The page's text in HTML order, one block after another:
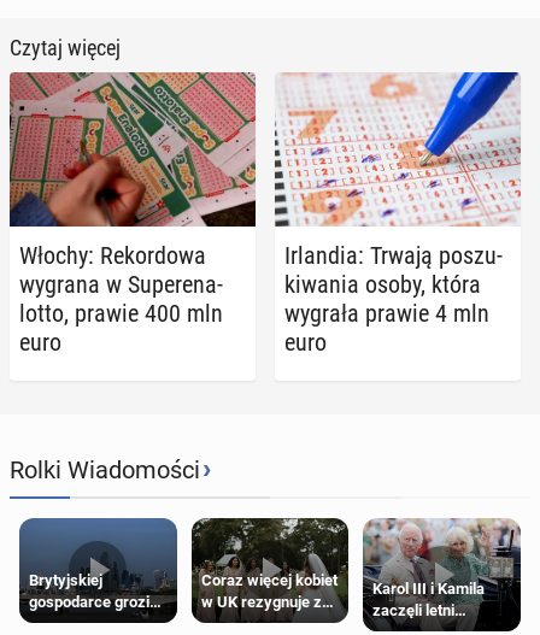
Czytaj więcej
Włochy: Re­kor­do­wa
wygrana w Su­per­ena­
lot­to, prawie 400 mln
euro
Ir­lan­dia: Trwają po­szu­
ki­wa­nia osoby, która
wygrała prawie 4 mln
euro
Rolki Wiadomości›
Brytyjskiej
gospodarce grozi
recesja, jeśli
Coraz więcej kobiet
w UK rezygnuje z
roli druhny na
Karol III i Kamila
zaczęli letni